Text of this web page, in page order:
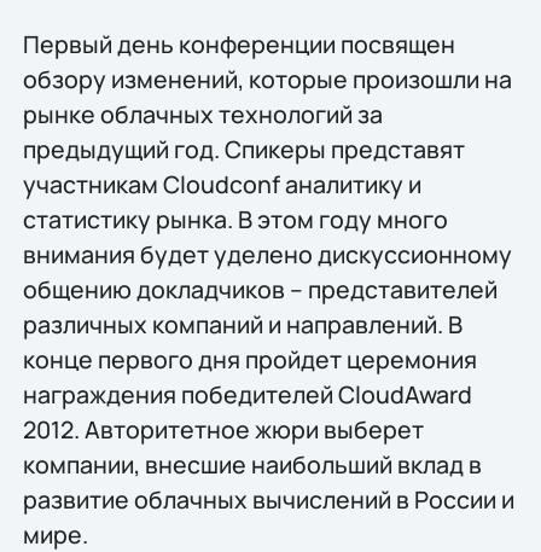
Первый день конференции посвящен
обзору изменений, которые произошли на
рынке облачных технологий за
предыдущий год. Спикеры представят
участникам Cloudconf аналитику и
статистику рынка. В этом году много
внимания будет уделено дискуссионному
общению докладчиков – представителей
различных компаний и направлений. В
конце первого дня пройдет церемония
награждения победителей CloudAward
2012. Авторитетное жюри выберет
компании, внесшие наибольший вклад в
развитие облачных вычислений в России и
мире.